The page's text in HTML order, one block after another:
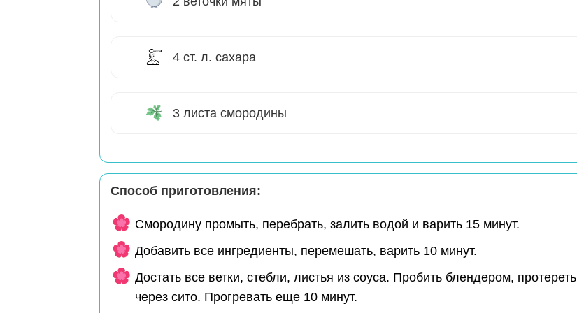
4 ст. л. сахара
3 листа смородины
Способ приготовления:
Смородину промыть, перебрать, залить водой и варить 15 минут.
Добавить все ингредиенты, перемешать, варить 10 минут.
Достать все ветки, стебли, листья из соуса. Пробить блендером, протереть
через сито. Прогревать еще 10 минут.